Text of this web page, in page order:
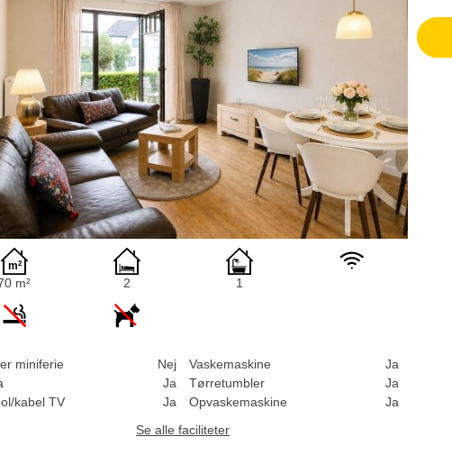
m² 2 1
miniferie
Nej
Ja
kabel TV
Ja
Vaskemaskine
Ja
Tørretumbler
Ja
Opvaskemaskine
Ja
Se alle faciliteter